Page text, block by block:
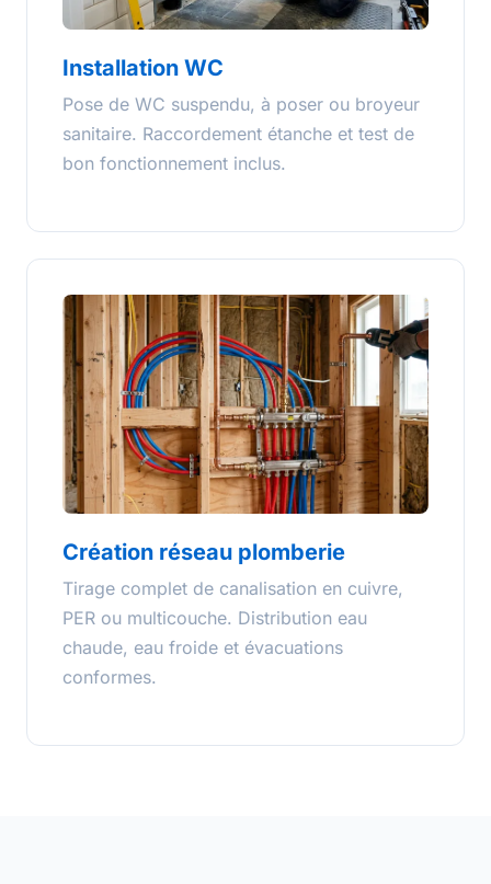
Installation WC
Pose de WC suspendu, à poser ou broyeur
sanitaire. Raccordement étanche et test de
bon fonctionnement inclus.
Création réseau plomberie
Tirage complet de canalisation en cuivre,
PER ou multicouche. Distribution eau
chaude, eau froide et évacuations
conformes.